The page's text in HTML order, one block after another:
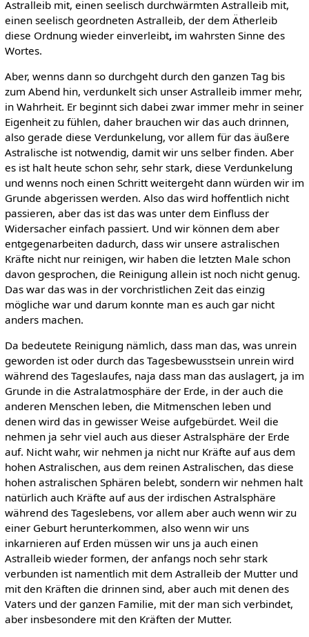
Astralleib mit, einen seelisch durchwärmten Astralleib mit,
einen seelisch geordneten Astralleib, der dem Ätherleib
diese Ordnung wieder einverleibt,im wahrsten Sinne des
Wortes.
Aber, wenns dann so durchgeht durch den ganzen Tag bis
zum Abend hin, verdunkelt sich unser Astralleib immer mehr,
in Wahrheit. Er beginnt sich dabei zwar immer mehr in seiner
Eigenheit zu fühlen, daher brauchen wir das auch drinnen,
also gerade diese Verdunkelung, vor allem für das äußere
Astralische ist notwendig, damit wir uns selber finden. Aber
es ist halt heute schon sehr, sehr stark, diese Verdunkelung
und wenns noch einen Schritt weitergeht dann würden wir im
Grunde abgerissen werden. Also das wird hoffentlich nicht
passieren, aber das ist das was unter dem Einfluss der
Widersacher einfach passiert. Und wir können dem aber
entgegenarbeiten dadurch, dass wir unsere astralischen
Kräfte nicht nur reinigen, wir haben die letzten Male schon
davon gesprochen, die Reinigung allein ist noch nicht genug.
Das war das was in der vorchristlichen Zeit das einzig
mögliche war und darum konnte man es auch gar nicht
anders machen.
Da bedeutete Reinigung nämlich, dass man das, was unrein
geworden ist oder durch das Tagesbewusstsein unrein wird
während des Tageslaufes, naja dass man das auslagert, ja im
Grunde in die Astralatmosphäre der Erde, in der auch die
anderen Menschen leben, die Mitmenschen leben und
denen wird das in gewisser Weise aufgebürdet. Weil die
nehmen ja sehr viel auch aus dieser Astralsphäre der Erde
auf. Nicht wahr, wir nehmen ja nicht nur Kräfte auf aus dem
hohen Astralischen, aus dem reinen Astralischen, das diese
hohen astralischen Sphären belebt, sondern wir nehmen halt
natürlich auch Kräfte auf aus der irdischen Astralsphäre
während des Tageslebens, vor allem aber auch wenn wir zu
einer Geburt herunterkommen, also wenn wir uns
inkarnieren auf Erden müssen wir uns ja auch einen
Astralleib wieder formen, der anfangs noch sehr stark
verbunden ist namentlich mit dem Astralleib der Mutter und
mit den Kräften die drinnen sind, aber auch mit denen des
Vaters und der ganzen Familie, mit der man sich verbindet,
aber insbesondere mit den Kräften der Mutter.